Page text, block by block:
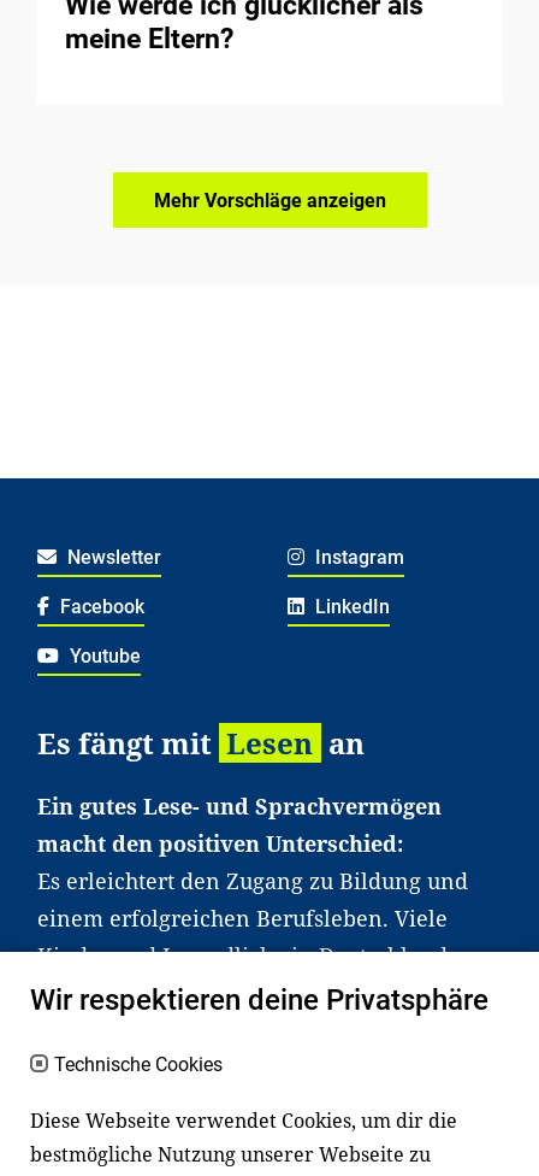
meine Eltern?
Mehr Vorschläge anzeigen
Newsletter Instagram
Facebook LinkedIn
Youtube
Es fängt mit Lesen an
Ein gutes Lese- und Sprachvermögen
macht den positiven Unterschied:
Es erleichtert den Zugang zu Bildung und
einem erfolgreichen Berufsleben. Viele
Kinder und Jugendliche in Deutschland
haben aber große Schwierigkeiten dabei.
an Familien sowie an Erzieher*innen,
Lehrer*innen und andere
Fachexpert*innen. Dafür arbeiten wir eng
Wir respektieren deine Privatsphäre
Technische Cookies
Diese Webseite verwendet Cookies, um dir die
bestmögliche Nutzung unserer Webseite zu